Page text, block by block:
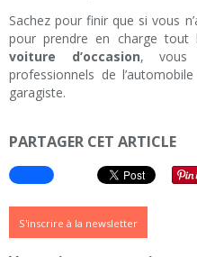
Sachez pour finir que si vous
pour prendre en charge
voiture d’occasion, vous
professionnels de
garagiste.
PARTAGER CET ARTICLE
S'inscrire à la newsletter